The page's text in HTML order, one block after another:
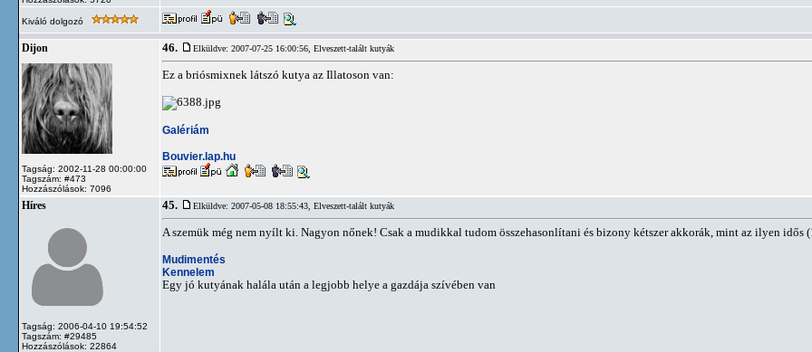
Kiváló dolgozó
Dijon
Tagság: 2002-11-28 00:00:00
Tagszám: #473
Hozzászólások: 7096
46. Elküldve: 2007-07-25 16:00:56, Elveszett-talált kutyák
Ez a briósmixnek látszó kutya az Illatoson van:
Galériám
Bouvier.lap.hu
Híres
Tagság: 2006-04-10 19:54:52
Tagszám: #29485
Hozzászólások: 22864
45. Elküldve: 2007-05-08 18:55:43, Elveszett-talált kutyák
A szemük még nem nyílt ki. Nagyon nőnek! Csak a mudikkal tudom összehasonlítani és bizony kétszer akkorák, mint az ilyen idős
Mudimentés
Kennelem
Egy jó kutyának halála után a legjobb helye a gazdája szívében van